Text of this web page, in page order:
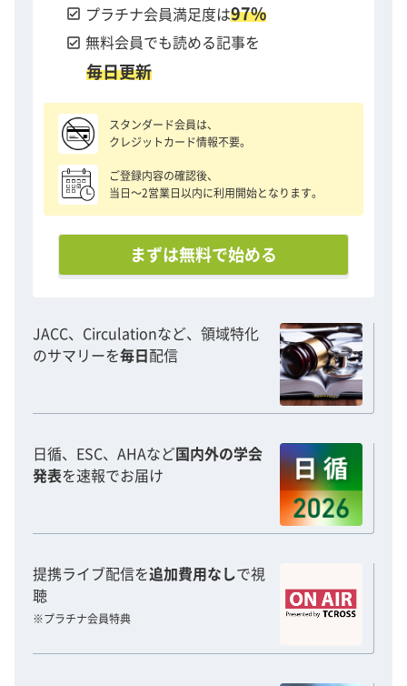
check_box プラチナ会員満足度は97%
check_box 無料会員でも読める記事を
毎日更新
スタンダード会員は、
クレジットカード情報不要。
ご登録内容の確認後、
当日〜2営業日以内に利用開始となります。
まずは無料で始める
JACC、Circulationなど、領域特化
のサマリーを毎日 配信
日循、ESC、AHAなど国内外の学会
発表を速報でお届け
提携ライブ配信を追加費用なしで視
聴
※プラチナ会員特典